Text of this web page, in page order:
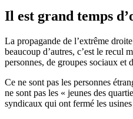
Il est grand temps
La propagande de l’extrême
beaucoup d’autres, c’est le recul
personnes, de groupes sociaux et
Ce ne sont pas les personnes
ne sont pas les « jeunes des
syndicaux qui ont fermé les